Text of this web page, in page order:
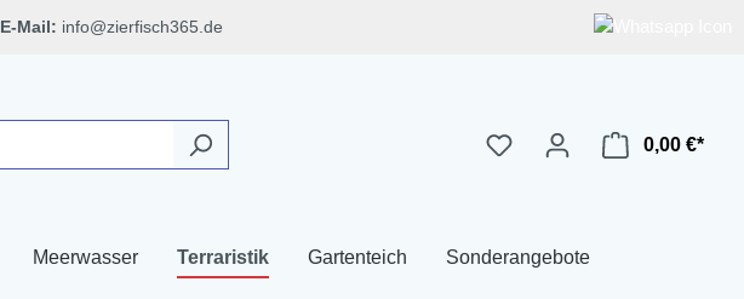
E-Mail: info@zierfisch365.de
0,00 €*
Meerwasser Terraristik Gartenteich Sonderangebote